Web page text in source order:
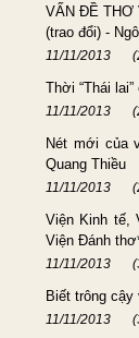
VẤN ĐỀ THƠ
(trao đổi) -
11/11/2013
Thời “Thái
11/11/2013
Nét mới của
Quang Thiều
11/11/2013
Viện Kinh tế,
Viện Đánh
11/11/2013
Biết trông cậy
11/11/2013